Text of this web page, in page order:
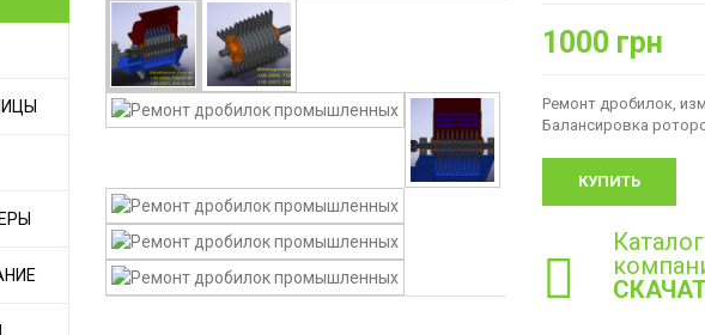
1000 грн
Ремонт дробилок,
Балансировка
КУПИТЬ
Каталог